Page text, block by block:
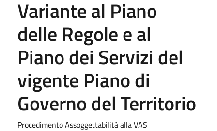
Variante al Piano
delle Regole e al
Piano dei Servizi del
vigente Piano di
Governo del Territorio
Procedimento Assoggettabilità alla VAS